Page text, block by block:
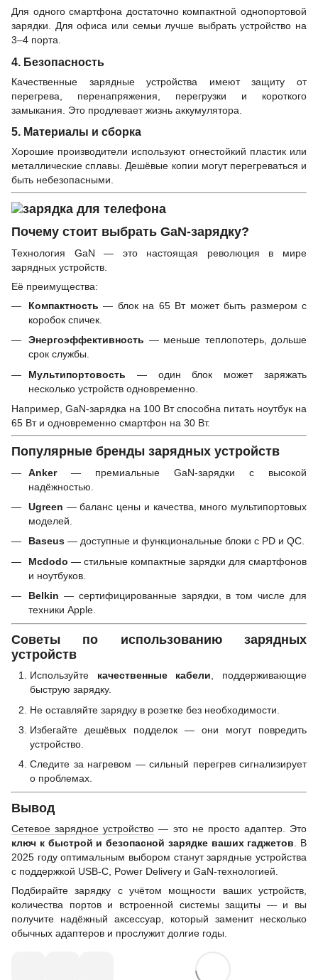
Для одного смартфона достаточно компактной однопортовой
зарядки. Для офиса или семьи лучше выбрать устройство на
3–4 порта.
4. Безопасность
Качественные зарядные устройства имеют защиту от
перегрева, перенапряжения, перегрузки и короткого
замыкания. Это продлевает жизнь аккумулятора.
5. Материалы и сборка
Хорошие производители используют огнестойкий пластик или
металлические сплавы. Дешёвые копии могут перегреваться и
быть небезопасными.
Почему стоит выбрать GaN-зарядку?
Технология GaN — это настоящая революция в мире
зарядных устройств.
Её преимущества:
Компактность — блок на 65 Вт может быть размером с
коробок спичек.
Энергоэффективность — меньше теплопотерь, дольше
срок службы.
Мультипортовость — один блок может заряжать
несколько устройств одновременно.
Например, GaN-зарядка на 100 Вт способна питать ноутбук на
65 Вт и одновременно смартфон на 30 Вт.
Популярные бренды зарядных устройств
Anker— премиальные GaN-зарядки с высокой
надёжностью.
Ugreen — баланс цены и качества, много мультипортовых
моделей.
Baseus — доступные и функциональные блоки с PD и QC.
Mcdodo — стильные компактные зарядки для смартфонов
и ноутбуков.
Belkin — сертифицированные зарядки, в том числе для
техники Apple.
Советы по использованию зарядных
устройств
Используйте качественные кабели , поддерживающие
быструю зарядку.
Не оставляйте зарядку в розетке без необходимости.
Избегайте дешёвых подделок — они могут повредить
устройство.
Следите за нагревом — сильный перегрев сигнализирует
о проблемах.
Вывод
Сетевое зарядное устройство — это не просто адаптер. Это
ключ к быстрой и безопасной зарядке ваших гаджетов. В
2025 году оптимальным выбором станут зарядные устройства
с поддержкой USB-C, Power Delivery и GaN-технологией.
Подбирайте зарядку с учётом мощности ваших устройств,
количества портов и встроенной системы защиты — и вы
получите надёжный аксессуар, который заменит несколько
обычных адаптеров и прослужит долгие годы.